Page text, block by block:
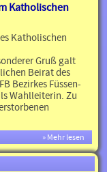
Katholischen
Katholischen
Gruß galt
Beirat des
Bezirkes Füssen-
Wahlleiterin. Zu
» Mehr lesen